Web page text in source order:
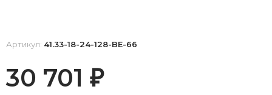
Артикул: 41.33-18-24-128-BE-66
30 701 ₽